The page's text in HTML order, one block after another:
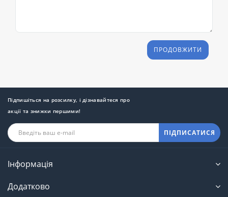
ПРОДОВЖИТИ
Підпишіться на розсилку, і дізнавайтеся про
акції та знижки першими!
ПІДПИСАТИСЯ
Інформація
Додатково